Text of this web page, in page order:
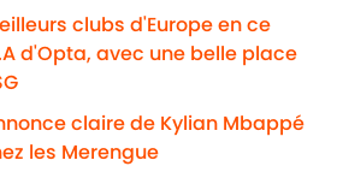
clubs d'Europe en ce
d'Opta, avec une belle place
claire de Kylian Mbappé
les Merengue